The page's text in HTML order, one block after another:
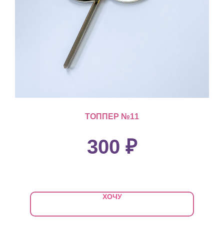
ТОППЕР №11
300 ₽
ХОЧУ